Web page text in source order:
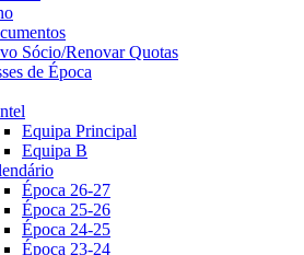
Sócio/Renovar Quotas
de Época
Equipa Principal
Equipa B
Época 26-27
Época 25-26
Época 24-25
Época 23-24